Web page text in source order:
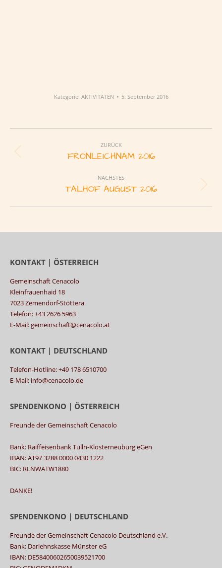
Kategorie: AKTIVITÄTEN 5. September 2016
Navigation
ZURÜCK
Vorheriges
FRONLEICHNAM 2016
NÄCHSTES
Nächstes
TALHOF AUGUST 2016
KONTAKT | ÖSTERREICH
Gemeinschaft Cenacolo
Kleinfrauenhaid 18
7023 Zemendorf-Stöttera
Telefon: +43 2626 5963
E-Mail: gemeinschaft@cenacolo.at
KONTAKT | DEUTSCHLAND
Telefon-Hotline: +49 178 6510700
E-Mail: info@cenacolo.de
SPENDENKONO | ÖSTERREICH
Freunde der Gemeinschaft Cenacolo
Bank: Raiffeisenbank Tulln-Klosterneuburg eGen
IBAN: AT97 3288 0000 0430 1222
BIC: RLNWATW1880
DANKE!
SPENDENKONO | DEUTSCHLAND
Freunde der Gemeinschaft Cenacolo Deutschland e.V.
Bank: Darlehnskasse Münster eG
IBAN: DE58400602650039521700